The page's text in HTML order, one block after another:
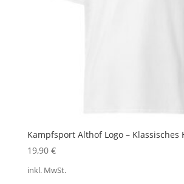
Kampfsport Althof Logo – Klassisches
19,90 €
inkl. MwSt.